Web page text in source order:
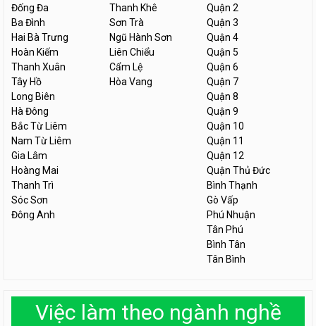
Đống Đa
Ba Đình
Hai Bà Trưng
Hoàn Kiếm
Thanh Xuân
Tây Hồ
Long Biên
Hà Đông
Bắc Từ Liêm
Nam Từ Liêm
Gia Lâm
Hoàng Mai
Thanh Trì
Sóc Sơn
Đông Anh
Thanh Khê
Sơn Trà
Ngũ Hành Sơn
Liên Chiểu
Cẩm Lệ
Hòa Vang
Quận 2
Quận 3
Quận 4
Quận 5
Quận 6
Quận 7
Quận 8
Quận 9
Quận 10
Quận 11
Quận 12
Quận Thủ Đức
Bình Thạnh
Gò Vấp
Phú Nhuận
Tân Phú
Bình Tân
Tân Bình
Việc làm theo ngành nghề